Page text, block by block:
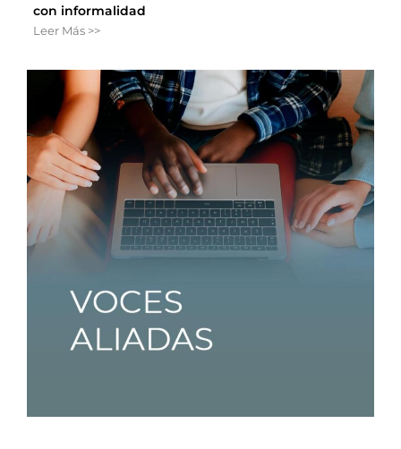
con informalidad
Leer Más >>